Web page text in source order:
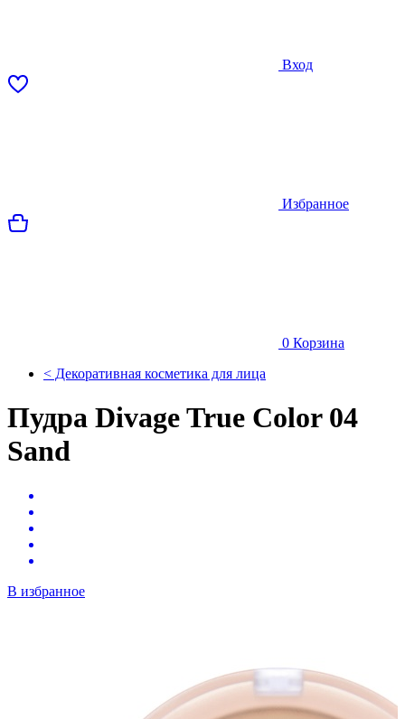
Вход
Избранное
0 Корзина
< Декоративная косметика для лица
Пудра Divage True Color 04
Sand
В избранное